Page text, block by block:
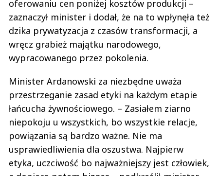
oferowaniu cen poniżej kosztów produkcji –
zaznaczył minister i dodał, że na to wpłynęła też
dzika prywatyzacja z czasów transformacji, a
wręcz grabież majątku narodowego,
wypracowanego przez pokolenia.
Minister Ardanowski za niezbędne uważa
przestrzeganie zasad etyki na każdym etapie
łańcucha żywnościowego. – Zasiałem ziarno
niepokoju u wszystkich, bo wszystkie relacje,
powiązania są bardzo ważne. Nie ma
usprawiedliwienia dla oszustwa. Najpierw
etyka, uczciwość bo najważniejszy jest człowiek,